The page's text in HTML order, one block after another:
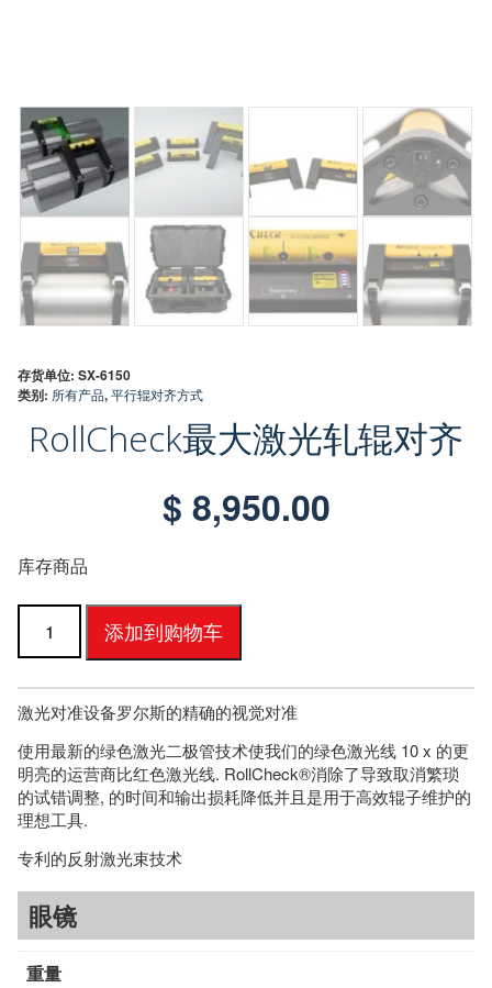
存货单位: SX-6150
类别: 所有产品,平行辊对齐方式
RollCheck最大激光轧辊对齐
$ 8,950.00
库存商品
RollCheck
MAX
激
光
滚
对
准
数
量
添加到购物车
激光对准设备罗尔斯的精确的视觉对准
使用最新的绿色激光二极管技术使我们的绿色激光线 10 x 的更
明亮的运营商比红色激光线. RollCheck®消除了导致取消繁琐
的试错调整, 的时间和输出损耗降低并且是用于高效辊子维护的
理想工具.
专利的反射激光束技术
眼镜
重量